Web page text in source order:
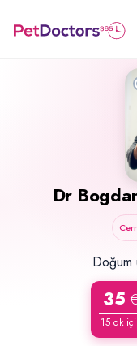
Dr
Doğum
35 €
15 dk